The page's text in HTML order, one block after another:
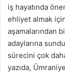
iş hayatında
ehliyet almak
aşamalarından
adaylarına
sürecini çok
yazıda,